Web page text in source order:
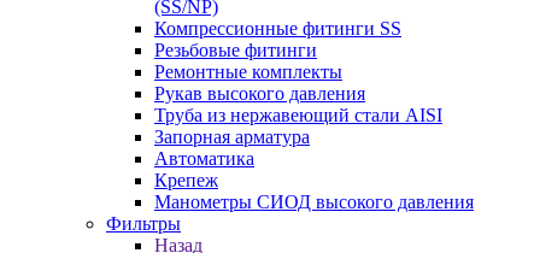
(SS/NP)
Компрессионные фитинги SS
Резьбовые фитинги
Ремонтные комплекты
Рукав высокого давления
Труба из нержавеющий стали AISI
Запорная арматура
Автоматика
Крепеж
Манометры СИОД высокого давления
Фильтры
Назад